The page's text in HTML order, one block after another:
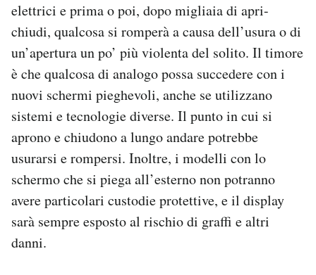
elettrici e prima o poi, dopo migliaia di apri-
chiudi, qualcosa si romperà a causa dell’usura o di
un’apertura un po’ più violenta del solito. Il timore
è che qualcosa di analogo possa succedere con i
nuovi schermi pieghevoli, anche se utilizzano
sistemi e tecnologie diverse. Il punto in cui si
aprono e chiudono a lungo andare potrebbe
usurarsi e rompersi. Inoltre, i modelli con lo
schermo che si piega all’esterno non potranno
avere particolari custodie protettive, e il display
sarà sempre esposto al rischio di graffi e altri
danni.